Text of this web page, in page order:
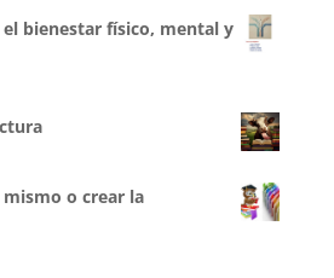
el bienestar físico, mental y
o crear la